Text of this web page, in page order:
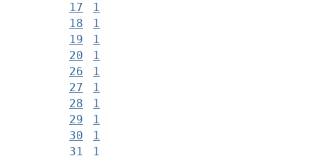
17
1
18
1
19
1
20
1
26
1
27
1
28
1
29
1
30
1
31
1